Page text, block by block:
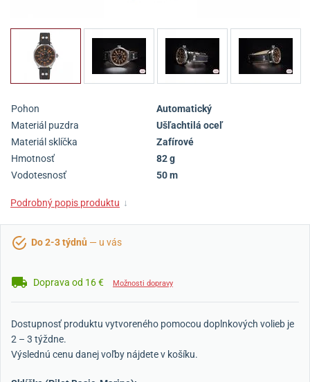
Pohon
Automatický
Materiál puzdra
Ušľachtilá oceľ
Materiál sklíčka
Zafírové
Hmotnosť
82 g
Vodotesnosť
50 m
Podrobný popis produktu ↓
Do 2-3 týdnů — u vás
Doprava od 16 € Možnosti dopravy
Dostupnosť produktu vytvoreného pomocou doplnkových volieb je
2 – 3 týždne.
Výslednú cenu danej voľby nájdete v košíku.